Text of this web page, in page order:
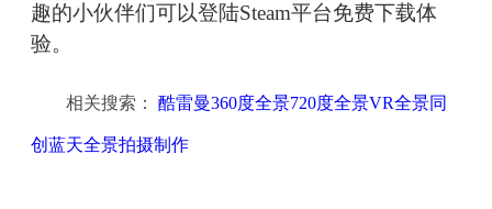
趣的小伙伴们可以登陆Steam平台免费下载体
验。
相关搜索： 酷雷曼360度全景720度全景VR全景同
创蓝天全景拍摄制作